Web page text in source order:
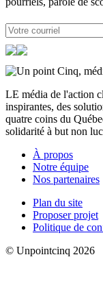
LE média de l'action
inspirantes, des
quatre coins du
solidarité à but non
À propos
Notre équipe
Nos partenaires
Plan du site
Proposer projet
Politique de
© Unpointcinq 2026